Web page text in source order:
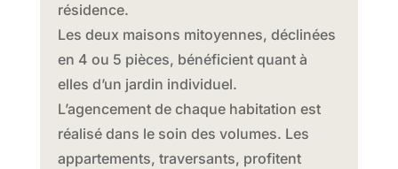
résidence.
Les deux maisons mitoyennes, déclinées
en 4 ou 5 pièces, bénéficient quant à
elles d’un jardin individuel.
L’agencement de chaque habitation est
réalisé dans le soin des volumes. Les
appartements, traversants, profitent